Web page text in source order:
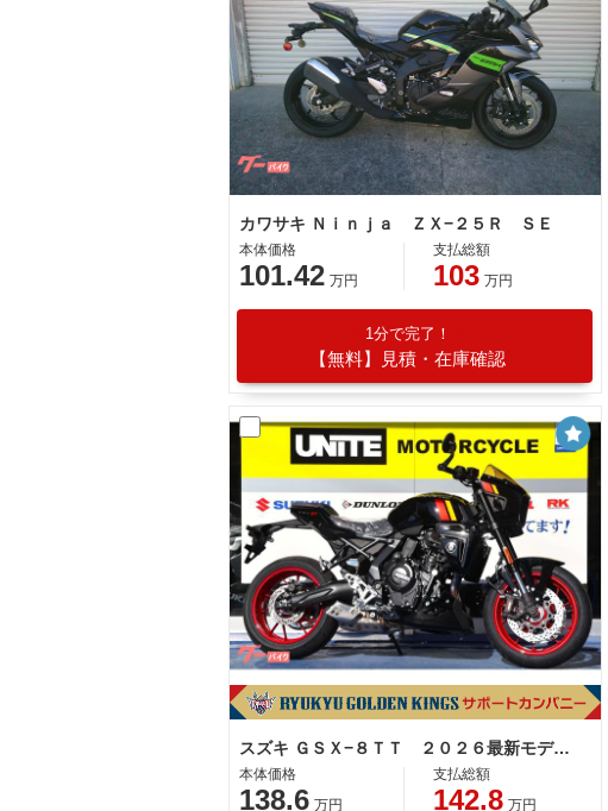
カワサキ Ｎｉｎｊａ ＺＸ−２５Ｒ ＳＥ
本体価格
101.42 万円
支払総額
103 万円
1分で完了！
【無料】見積・在庫確認
スズキ ＧＳＸ−８ＴＴ ２０２６最新モデル Ｓ．Ｉ．Ｒ．Ｓ 純正ビキニカウル
本体価格
138.6 万円
支払総額
142.8 万円